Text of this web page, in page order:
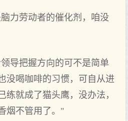
力劳动者的催化剂，咱没
导把握方向的可不是简单
没喝咖啡的习惯，可自从进
练就成了猫头鹰，没办法，
烟不管用了。"